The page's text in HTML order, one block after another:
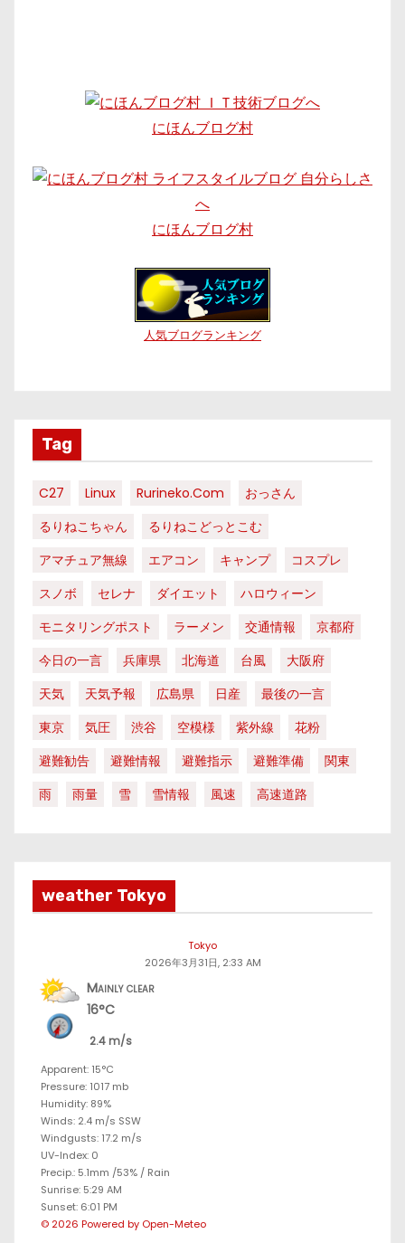
にほんブログ村
にほんブログ村
人気ブログランキング
Tag
C27 Linux Rurineko.com
おっさん
るりねこちゃん
るりねこどっとこむ
アマチュア無線
エアコン キャンプ
コスプレ
スノボ
セレナ ダイエット
ハロウィーン
モニタリングポスト
ラーメン 交通情報
京都府
今日の一言
兵庫県 北海道 台風
大阪府
天気
天気予報 広島県 日産
最後の一言
東京
気圧 渋谷 空模様 紫外線
花粉
避難勧告
避難情報 避難指示 避難準備
関東
雨
雨量 雪 雪情報 風速 高速道路
weather Tokyo
Tokyo
2026年3月31日, 2:33 AM
Mainly clear
16°C
2.4 m/s
Apparent: 15°C
Pressure: 1017 mb
Humidity: 89%
Winds: 2.4 m/s SSW
Windgusts: 17.2 m/s
UV-Index: 0
Precip.: 5.1mm /53% / Rain
Sunrise: 5:29 AM
Sunset: 6:01 PM
© 2026 Powered by Open-Meteo